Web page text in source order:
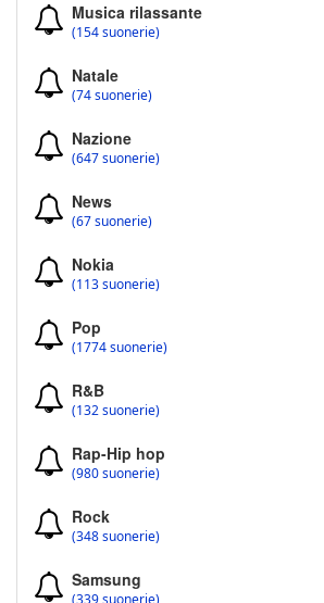
Musica rilassante
(154 suonerie)
Natale
(74 suonerie)
Nazione
(647 suonerie)
News
(67 suonerie)
Nokia
(113 suonerie)
Pop
(1774 suonerie)
R&B
(132 suonerie)
Rap-Hip hop
(980 suonerie)
Rock
(348 suonerie)
Samsung
(339 suonerie)